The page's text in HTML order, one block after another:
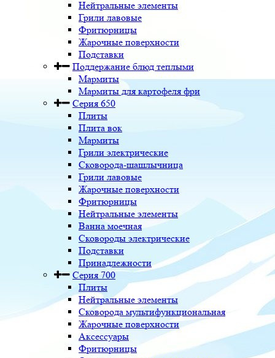
Нейтральные элементы
Грили лавовые
Фритюрницы
Жарочные поверхности
Подставки
Поддержание блюд теплыми
Мармиты
Мармиты для картофеля фри
Серия 650
Плиты
Плита вок
Мармиты
Грили электрические
Сковорода-шашлычница
Грили лавовые
Жарочные поверхности
Фритюрницы
Нейтральные элементы
Ванна моечная
Сковороды электрические
Подставки
Принадлежности
Серия 700
Плиты
Нейтральные элементы
Сковорода мультифункциональная
Жарочные поверхности
Аксессуары
Фритюрницы